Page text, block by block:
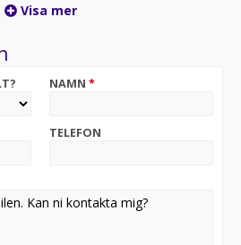
AVAILABLE FOR EXPORT
Visa mer
NAMN *
TELEFON